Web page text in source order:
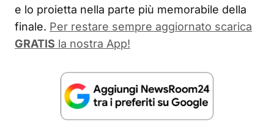
e lo proietta nella parte più memorabile della
finale. Per restare sempre aggiornato scarica
GRATIS la nostra App!